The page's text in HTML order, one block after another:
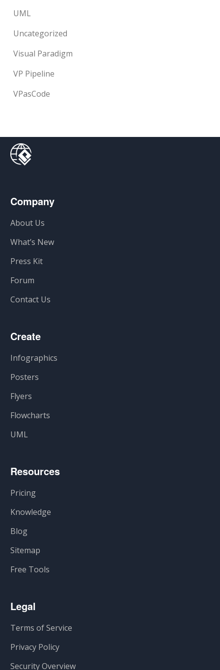
UML
Uncategorized
Visual Paradigm
VP Pipeline
VPasCode
Company
About Us
What’s New
Press Kit
Forum
Contact Us
Create
Infographics
Posters
Flyers
Flowcharts
UML
Resources
Pricing
Knowledge
Blog
Sitemap
Free Tools
Legal
Terms of Service
Privacy Policy
Security Overview